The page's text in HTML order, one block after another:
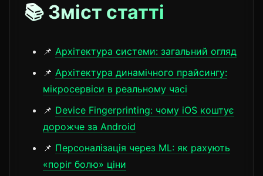
📚 Зміст статті
📌 Архітектура системи: загальний огляд
📌 Архітектура динамічного прайсингу:
мікросервіси в реальному часі
📌 Device Fingerprinting: чому iOS коштує
дорожче за Android
📌 Персоналізація через ML: як рахують
«поріг болю» ціни